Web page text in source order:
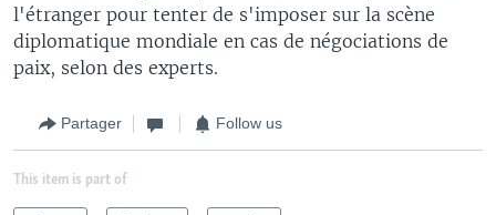
l'étranger pour tenter de s'imposer sur la scène
diplomatique mondiale en cas de négociations de
paix, selon des experts.
Partager Follow us
This item is part of